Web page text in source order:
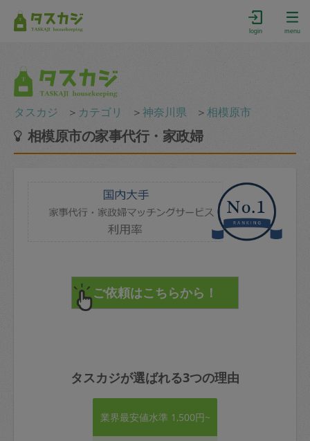
login menu
タスカジ ＞ カテゴリ ＞神奈川県 ＞相模原市
相模原市の家事代行・家政婦
タスカジが選ばれる3つの理由
業界最安値水準 1,500円~